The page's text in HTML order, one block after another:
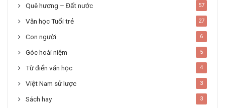
Quê hương – Đất nước 57
Văn học Tuổi trẻ 27
Con người 6
Góc hoài niệm 5
Từ điển văn học 4
Việt Nam sử lược 3
Sách hay 3